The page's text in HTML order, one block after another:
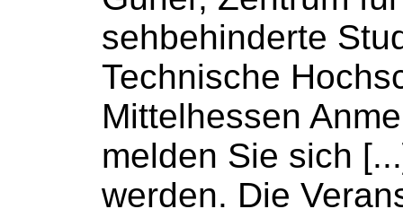
sehbehinderte
Technische
Mittelhessen
melden Sie sich
werden. Die